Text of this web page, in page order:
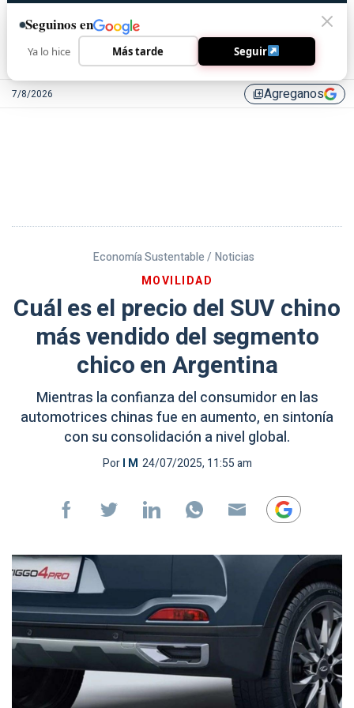
7/8/2026 library_addAgreganos
Economía Sustentable / Noticias
MOVILIDAD
Cuál es el precio del SUV chino
más vendido del segmento
chico en Argentina
Mientras la confianza del consumidor en las
automotrices chinas fue en aumento, en sintonía
con su consolidación a nivel global.
PorI M 24/07/2025, 11:55 am
Seguinos en
Ya lo hice Más tarde Seguir